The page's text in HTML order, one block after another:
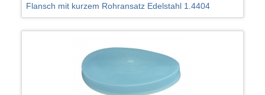
Flansch mit kurzem Rohransatz Edelstahl 1.4404